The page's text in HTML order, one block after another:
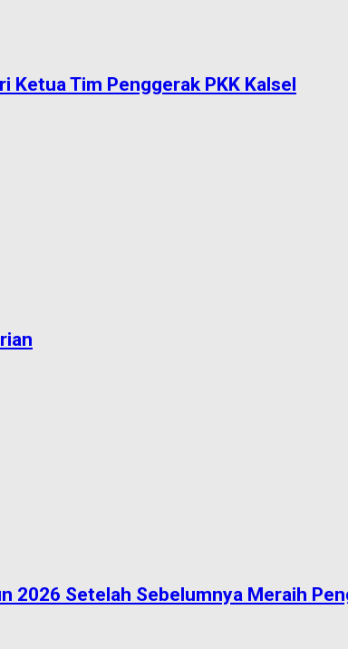
Ketua Tim Penggerak PKK Kalsel
2026 Setelah Sebelumnya Meraih